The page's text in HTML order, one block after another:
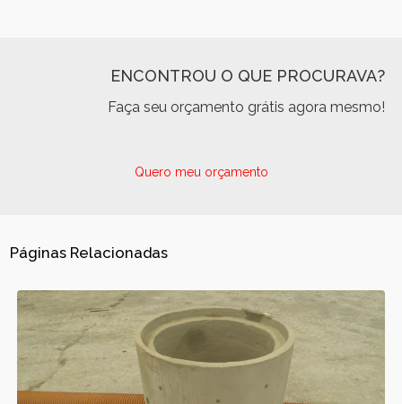
ENCONTROU O QUE PROCURAVA?
Faça seu orçamento grátis agora mesmo!
Quero meu orçamento
Páginas Relacionadas